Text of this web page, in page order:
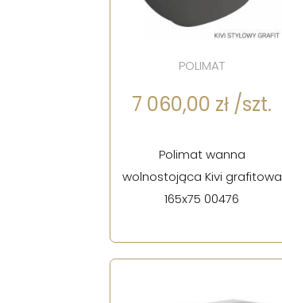
POLIMAT
7 060,00 zł /szt.
Polimat wanna
wolnostojąca Kivi grafitowa
165x75 00476